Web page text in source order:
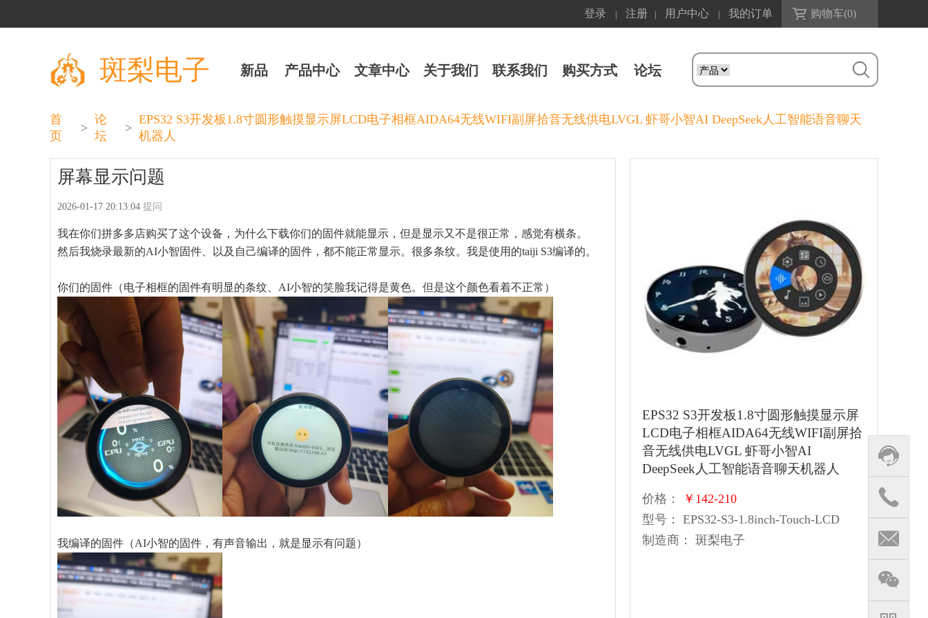
登录 注册 用户中心 我的订单 购物车(0)
斑梨电子 新品 产品中心 文章中心 关于我们 联系我们 购买方式 论坛
首
页
>
论
坛
>
EPS32 S3开发板1.8寸圆形触摸显示屏LCD电子相框AIDA64无线WIFI副屏拾音无线供电LVGL 虾哥小智AI DeepSeek人工智能语音聊天
机器人
屏幕显示问题
2026-01-17 20:13:04 提问
我在你们拼多多店购买了这个设备，为什么下载你们的固件就能显示，但是显示又不是很正常，感觉有横条。
然后我烧录最新的AI小智固件、以及自己编译的固件，都不能正常显示。很多条纹。我是使用的taiji S3编译的。
你们的固件（电子相框的固件有明显的条纹、AI小智的笑脸我记得是黄色。但是这个颜色看着不正常）
我编译的固件（AI小智的固件，有声音输出，就是显示有问题）
EPS32 S3开发板1.8寸圆形触摸显示屏
LCD电子相框AIDA64无线WIFI副屏拾
音无线供电LVGL 虾哥小智AI
DeepSeek人工智能语音聊天机器人
价格：
￥142-210
型号：
EPS32-S3-1.8inch-Touch-LCD
制造商：
斑梨电子